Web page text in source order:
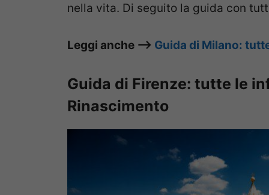
nella vita. Di seguito la guida con
Leggi anche –> Guida di Milano:
Guida di Firenze: tutte le
Rinascimento